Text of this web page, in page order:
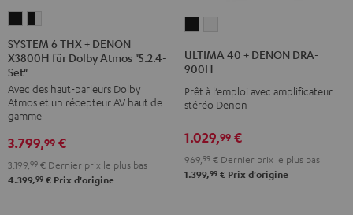
6
THX
+
DENON
X3800H
Dolby
Atmos
6
THX
DENON
X3800H
Dolby
Atmos
SYSTEM 6 THX + DENON
X3800H für Dolby Atmos "5.2.4-
Set"
Avec des haut-parleurs Dolby
Atmos et un récepteur AV haut de
gamme
3.799,99 €
3.199, 99 € Dernier prix le plus bas
4.399,99 € Prix d'origine
+
DRA-
Noir
+
DRA-
Blanc
ULTIMA 40 + DENON DRA-
900H
Prêt à l’emploi avec amplificateur
stéréo Denon
1.029,99 €
969, 99 € Dernier prix le plus bas
1.399,99 € Prix d'origine